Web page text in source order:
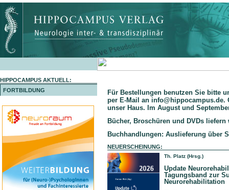
HIPPOCAMPUS AKTUELL:
FORTBILDUNG
Für Bestellungen benutzen Sie bitte
per E-Mail an info@hippocampus.de.
unser Haus. Im August und
Bücher, Broschüren und DVDs
Buchhandlungen: Auslieferung über
NEUERSCHEINUNG:
Th. Platz (Hrsg.)
Update
Tagungsband zur
Neurorehabilitation